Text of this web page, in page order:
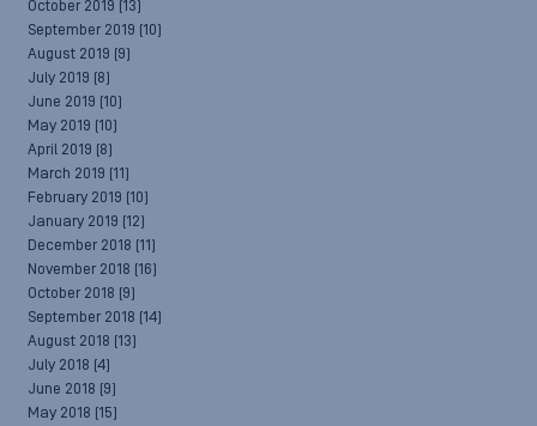
October 2019 (13)
September 2019 (10)
August 2019 (9)
July 2019 (8)
June 2019 (10)
May 2019 (10)
April 2019 (8)
March 2019 (11)
February 2019 (10)
January 2019 (12)
December 2018 (11)
November 2018 (16)
October 2018 (9)
September 2018 (14)
August 2018 (13)
July 2018 (4)
June 2018 (9)
May 2018 (15)